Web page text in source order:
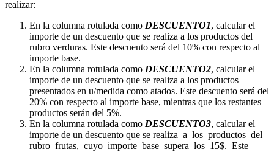
realizar:
En la columna rotulada como DESCUENTO1, calcular el
importe de un descuento que se realiza a los productos del
rubro verduras. Este descuento será del 10% con respecto al
importe base.
En la columna rotulada como DESCUENTO2, calcular el
importe de un descuento que se realiza a los productos
presentados en u/medida como atados. Este descuento será del
20% con respecto al importe base, mientras que los restantes
productos serán del 5%.
En la columna rotulada como DESCUENTO3, calcular el
importe de un descuento que se realiza a los productos del
rubro frutas, cuyo importe base supera los 15$. Este